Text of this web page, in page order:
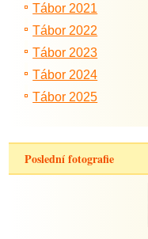
Tábor 2021
Tábor 2022
Tábor 2023
Tábor 2024
Tábor 2025
Poslední fotografie